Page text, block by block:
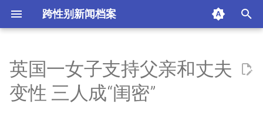
跨性别新闻档案
i
t
正文
英国一女子支持父亲和丈夫
变性 三人成“闺密”